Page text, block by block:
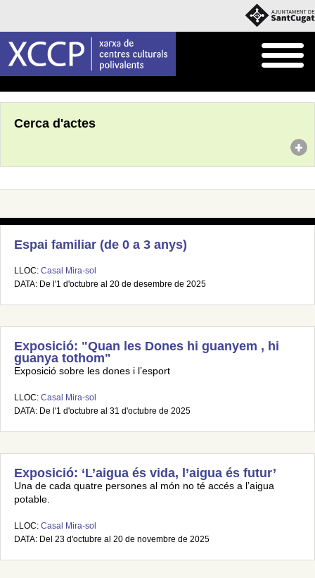
Cerca d'actes
Espai familiar (de 0 a 3 anys)
LLOC: Casal Mira-sol
DATA: De l'1 d'octubre al 20 de desembre de 2025
Exposició: "Quan les Dones hi guanyem , hi
guanya tothom"
Exposició sobre les dones i l’esport
LLOC: Casal Mira-sol
DATA: De l'1 d'octubre al 31 d'octubre de 2025
Exposició: ‘L’aigua és vida, l’aigua és futur’
Una de cada quatre persones al món no té accés a l’aigua
potable.
LLOC: Casal Mira-sol
DATA: Del 23 d'octubre al 20 de novembre de 2025